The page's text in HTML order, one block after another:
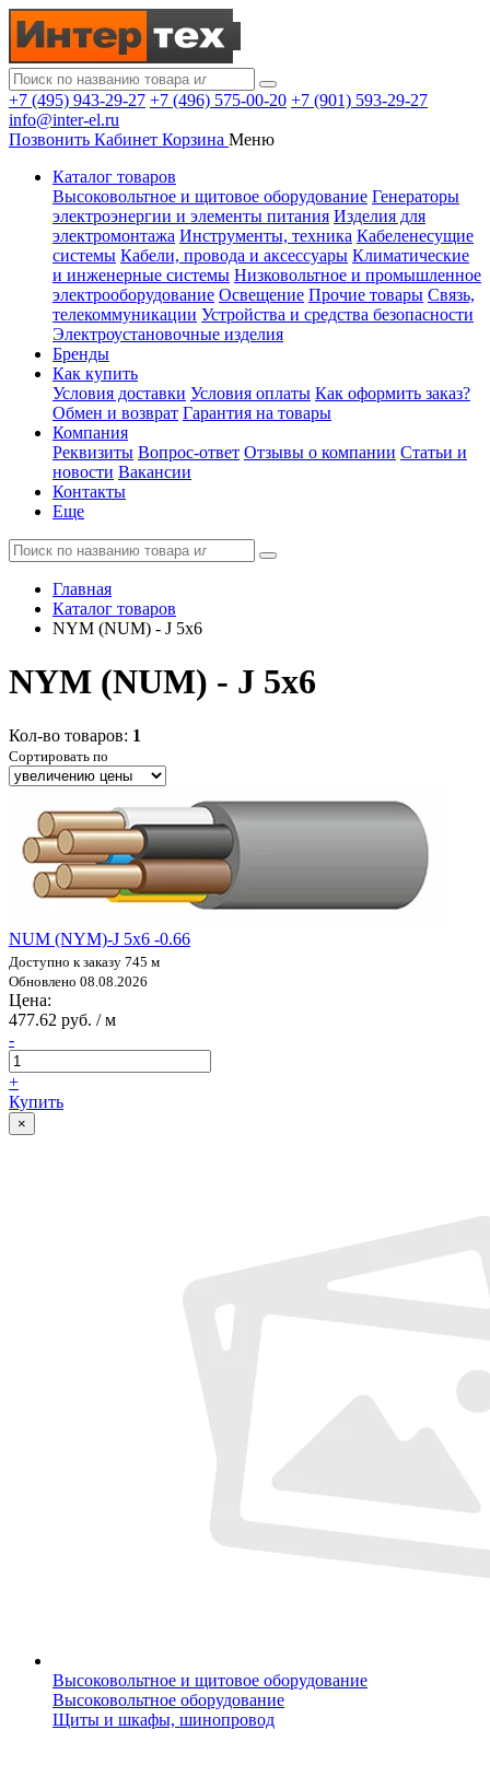
+7 (495) 943-29-27 +7 (496) 575-00-20 +7 (901) 593-29-27
info@inter-el.ru
Позвонить Кабинет Корзина Меню
Каталог товаров
Высоковольтное и щитовое оборудование Генераторы
электроэнергии и элементы питания Изделия для
электромонтажа Инструменты, техника Кабеленесущие
системы Кабели, провода и аксессуары Климатические
и инженерные системы Низковольтное и промышленное
электрооборудование Освещение Прочие товары Связь,
телекоммуникации Устройства и средства безопасности
Электроустановочные изделия
Бренды
Как купить
Условия доставки Условия оплаты Как оформить заказ?
Обмен и возврат Гарантия на товары
Компания
Реквизиты Вопрос-ответ Отзывы о компании Статьи и
новости Вакансии
Контакты
Еще
Главная
Каталог товаров
NYM (NUM) - J 5x6
NYM (NUM) - J 5x6
Кол-во товаров: 1
Сортировать по
NUM (NYM)-J 5х6 -0.66
Доступно к заказу 745 м
Обновлено 08.08.2026
Цена:
477.62 руб. / м
-
+
Купить
×
Высоковольтное и щитовое оборудование
Высоковольтное оборудование
Щиты и шкафы, шинопровод